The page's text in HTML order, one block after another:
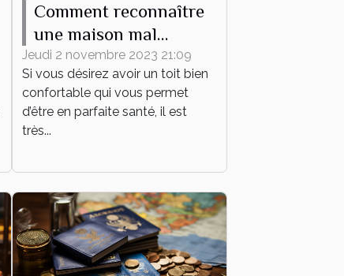
Comment reconnaître
une maison mal
isolée ?
Jeudi 2 novembre 2023 21:09
Si vous désirez avoir un toit bien
confortable qui vous permet
d’être en parfaite santé, il est
très...